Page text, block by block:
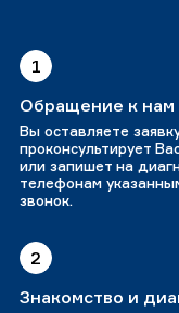
1
Обращение к нам
Вы оставляете
проконсультирует
или запишет на
телефонам
звонок.
2
Знакомство и